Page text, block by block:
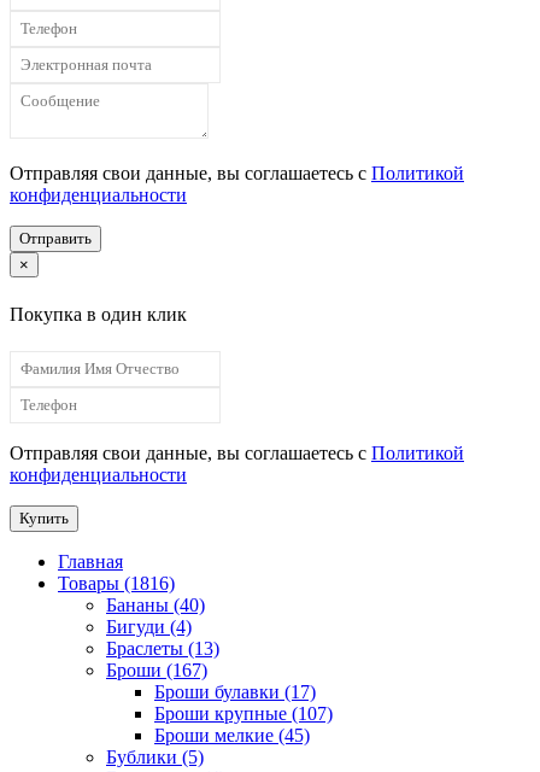
Отправляя свои данные, вы соглашаетесь с Политикой
конфиденциальности
Отправить
×
Покупка в один клик
Отправляя свои данные, вы соглашаетесь с Политикой
конфиденциальности
Купить
Главная
Товары (1816)
Бананы (40)
Бигуди (4)
Браслеты (13)
Броши (167)
Броши булавки (17)
Броши крупные (107)
Броши мелкие (45)
Бублики (5)